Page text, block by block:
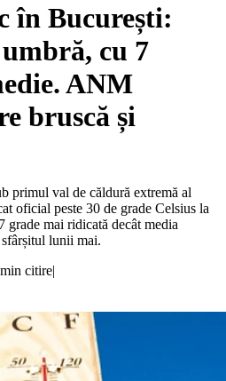
în București:
umbră, cu 7
ANM
bruscă și
primul val de căldură extremă al
oficial peste 30 de grade Celsius la
grade mai ridicată decât media
lunii mai.
min citire|